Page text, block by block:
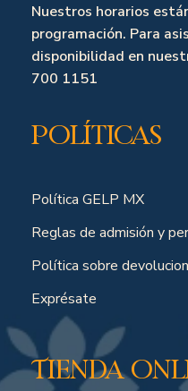
Nuestros horarios
programación. Para
disponibilidad en
700 1151
Políticas
Política GELP MX
Reglas de admisión y
Política sobre
Exprésate
Tienda